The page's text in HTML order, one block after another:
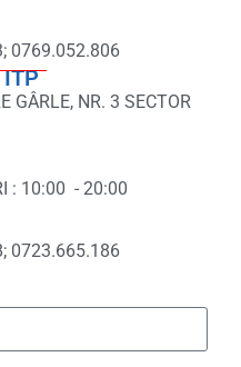
0769.052.806
ITP
GÂRLE, NR. 3 SECTOR
: 10:00 - 20:00
0723.665.186